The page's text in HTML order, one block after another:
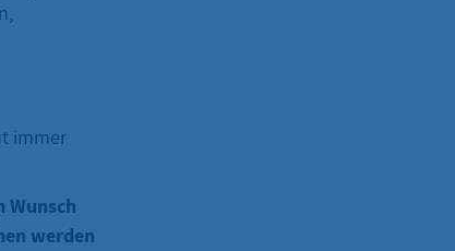
immer
Wunsch
werden